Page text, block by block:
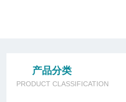
产品分类
PRODUCT CLASSIFICATION